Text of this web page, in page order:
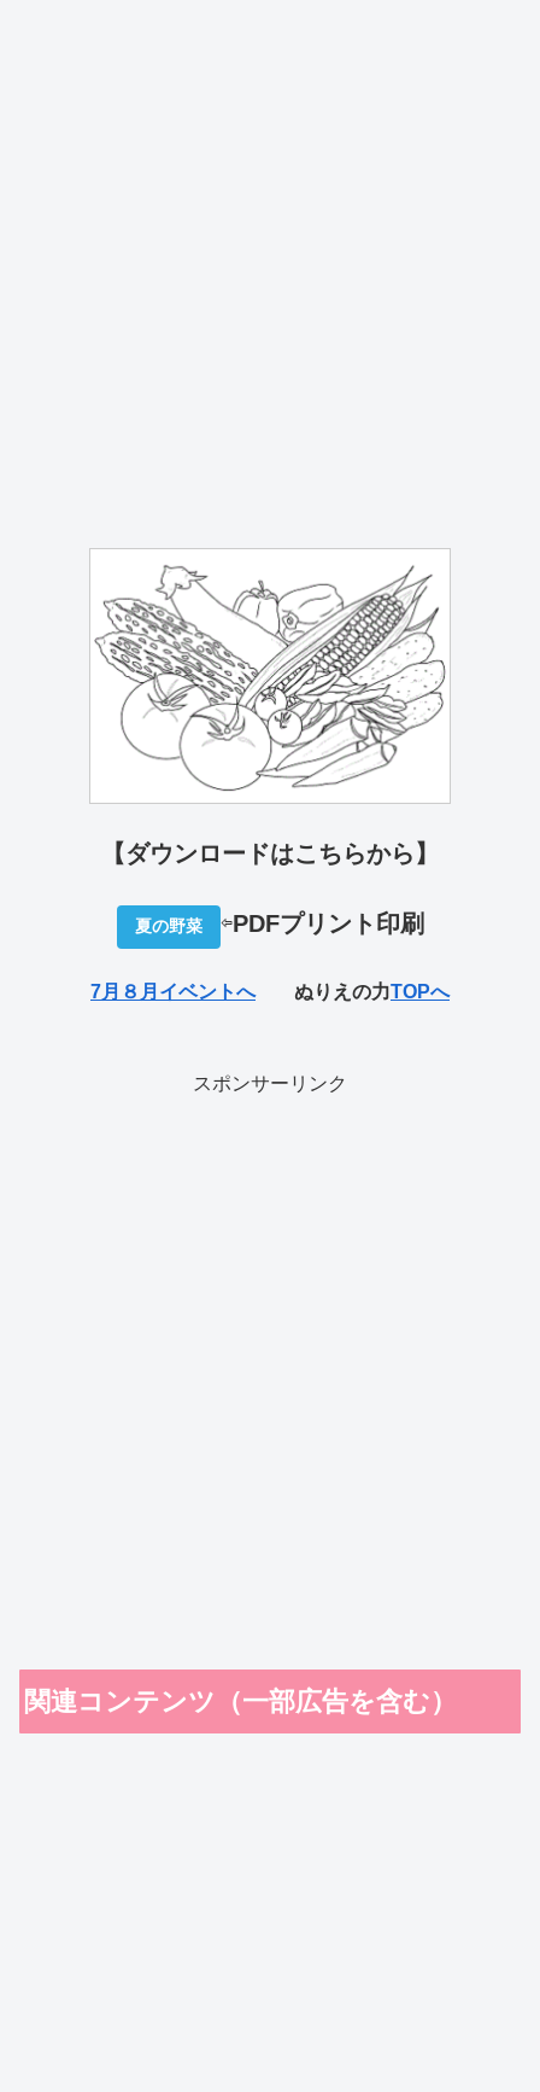
【ダウンロードはこちらから】
夏の野菜 ⇦PDFプリ ント印刷
7月８月イベントへぬりえの力TOPへ
スポンサーリンク
関連コンテンツ（一部広告を含む）